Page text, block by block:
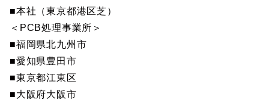
■本社（東京都港区芝）
＜PCB処理事業所＞
■福岡県北九州市
■愛知県豊田市
■東京都江東区
■大阪府大阪市